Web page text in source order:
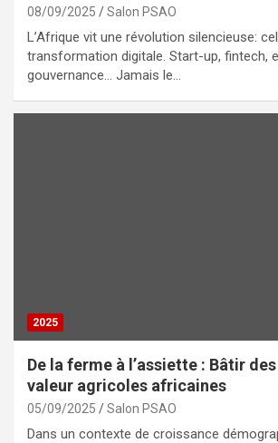
08/09/2025 Salon PSAO
L’Afrique vit une révolution silencieuse:
transformation digitale. Start-up, fintech,
gouvernance… Jamais le…
2025
De la ferme à l’assiette : Bâtir
valeur agricoles africaines
05/09/2025 Salon PSAO
Dans un contexte de croissance